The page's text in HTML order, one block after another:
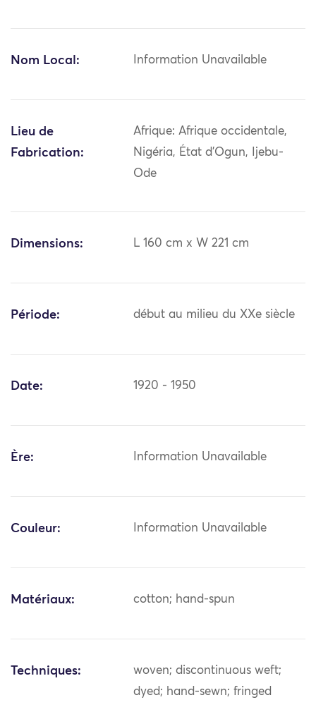
Nom Local: Information Unavailable
Lieu de
Fabrication:
Afrique: Afrique occidentale,
Nigéria, État d'Ogun, Ijebu-
Ode
Dimensions: L 160 cm x W 221 cm
Période: début au milieu du XXe siècle
Date: 1920 - 1950
Ère: Information Unavailable
Couleur: Information Unavailable
Matériaux: cotton; hand-spun
Techniques:
woven; discontinuous weft;
dyed; hand-sewn; fringed